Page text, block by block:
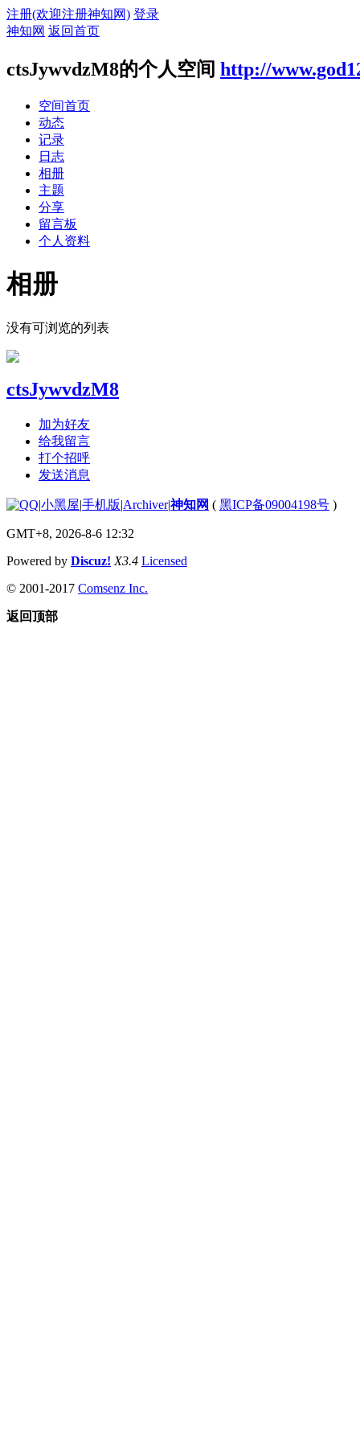
注册(欢迎注册神知网) 登录
神知网 返回首页
ctsJywvdzM8的个人空间 http://
空间首页
动态
记录
日志
相册
主题
分享
留言板
个人资料
相册
没有可浏览的列表
ctsJywvdzM8
加为好友
给我留言
打个招呼
发送消息
|小黑屋|手机版|Archiver|神知网 ( 黑ICP备09004198号 )
GMT+8, 2026-8-6 12:32
Powered by Discuz! X3.4 Licensed
© 2001-2017 Comsenz Inc.
返回顶部